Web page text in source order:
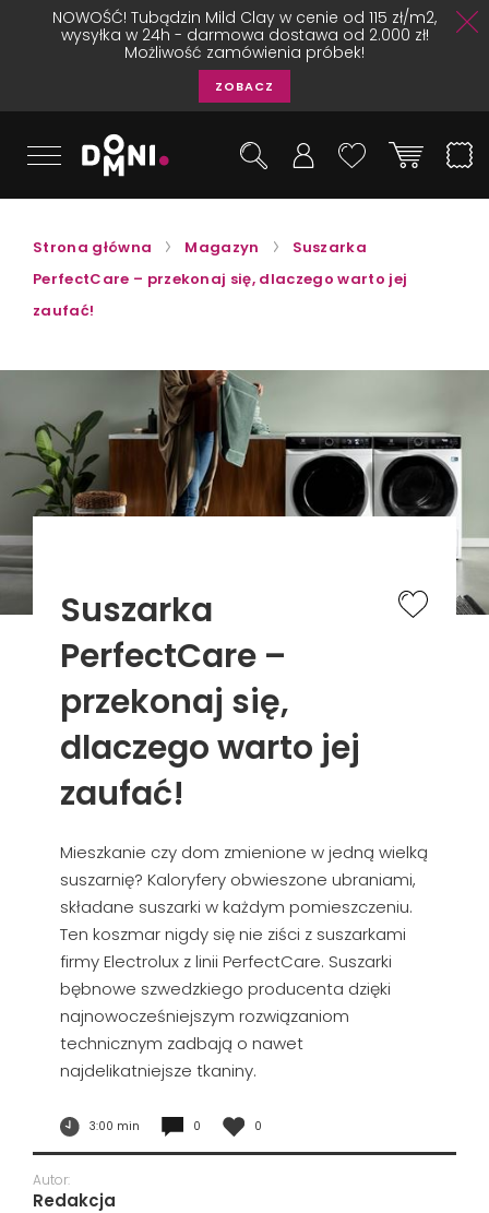
NOWOŚĆ! Tubądzin Mild Clay w cenie od 115 zł/m2,
wysyłka w 24h - darmowa dostawa od 2.000 zł!
Możliwość zamówienia próbek!
ZOBACZ
Strona główna Magazyn
Suszarka
PerfectCare – przekonaj się, dlaczego warto jej
zaufać!
Suszarka
PerfectCare –
przekonaj się,
dlaczego warto jej
zaufać!
Mieszkanie czy dom zmienione w jedną wielką
suszarnię? Kaloryfery obwieszone ubraniami,
składane suszarki w każdym pomieszczeniu.
Ten koszmar nigdy się nie ziści z suszarkami
firmy Electrolux z linii PerfectCare. Suszarki
bębnowe szwedzkiego producenta dzięki
najnowocześniejszym rozwiązaniom
technicznym zadbają o nawet
najdelikatniejsze tkaniny.
3:00 min 0 0
Autor:
Redakcja